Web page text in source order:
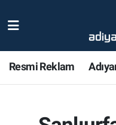
Resmi Reklam
Nöbetçi Eczaneler
Adiyaman